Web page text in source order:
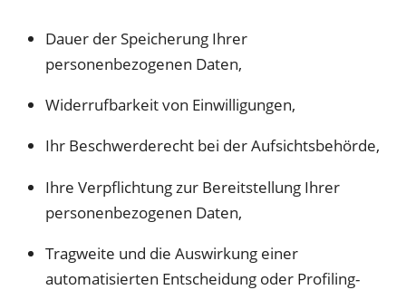
Dauer der Speicherung Ihrer
personenbezogenen Daten,
Widerrufbarkeit von Einwilligungen,
Ihr Beschwerderecht bei der Aufsichtsbehörde,
Ihre Verpflichtung zur Bereitstellung Ihrer
personenbezogenen Daten,
Tragweite und die Auswirkung einer
automatisierten Entscheidung oder Profiling-